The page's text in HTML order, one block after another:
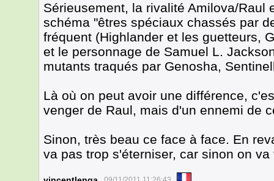
Sérieusement, la rivalité Amilova/Raul
schéma "êtres spéciaux chassés par
fréquent (Highlander et les guetteurs,
et le personnage de Samuel L.
mutants traqués par Genosha,
Là où on peut avoir une différence,
venger de Raul, mais d'un ennemi de
Sinon, très beau ce face à face. En
va pas trop s'éterniser, car sinon on